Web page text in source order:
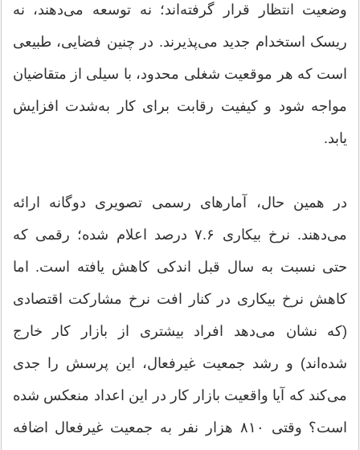
وضعیت انتظار قرار گرفته‌اند؛ نه توسعه می‌دهند، نه
ریسک استخدام جدید می‌پذیرند. در چنین فضایی، طبیعی
است که هر موقعیت شغلی محدود، با سیلی از متقاضیان
مواجه شود و کیفیت رقابت برای کار به‌شدت افزایش
یابد.
در همین حال، آمار‌های رسمی تصویری دوگانه ارائه
می‌دهند. نرخ بیکاری ۷.۶ درصد اعلام شده؛ رقمی که
حتی نسبت به سال قبل اندکی کاهش یافته است. اما
کاهش نرخ بیکاری در کنار افت نرخ مشارکت اقتصادی
(که نشان می‌دهد افراد بیشتری از بازار کار خارج
شده‌اند) و رشد جمعیت غیرفعال، این پرسش را جدی
می‌کند که آیا واقعیت بازار کار در این اعداد منعکس شده
است؟ وقتی ۸۱۰ هزار نفر به جمعیت غیرفعال اضافه